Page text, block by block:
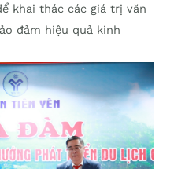
khai thác các giá trị văn
đảm hiệu quả kinh